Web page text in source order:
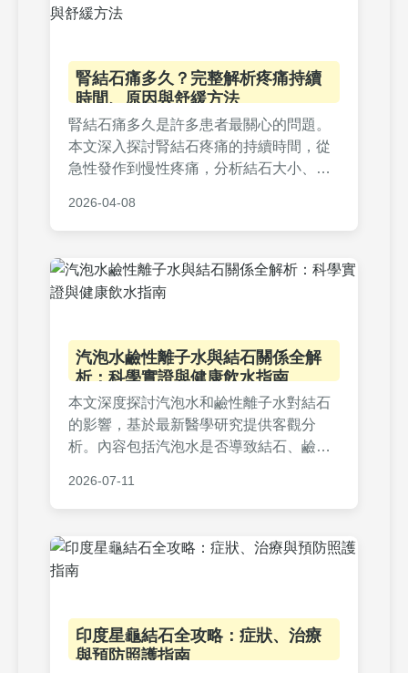
腎結石痛多久？完整解析疼痛持續
時間、原因與舒緩方法
腎結石痛多久是許多患者最關心的問題。
本文深入探討腎結石疼痛的持續時間，從
急性發作到慢性疼痛，分析結石大小、位
醫療治療建議與預防措施。同時解答常見
疑問，幫助您有效管理疼痛，加快康復過
2026-04-08
汽泡水鹼性離子水與結石關係全解
析：科學實證與健康飲水指南
本文深度探討汽泡水和鹼性離子水對結石
的影響，基於最新醫學研究提供客觀分
析。內容包括汽泡水是否導致結石、鹼性
問題解答，幫助您做出明智選擇，避免健
康風險。
2026-07-11
印度星龜結石全攻略：症狀、治療
與預防照護指南